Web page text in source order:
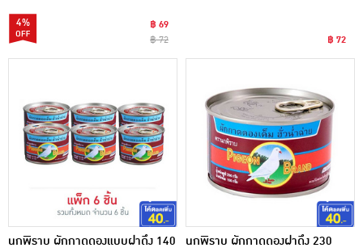
4%
฿ 69
฿ 72
฿ 72
นกพิราบ ผักกาดดองแบบฝาดึง 140
นกพิราบ ผักกาดดองฝาดึง 230